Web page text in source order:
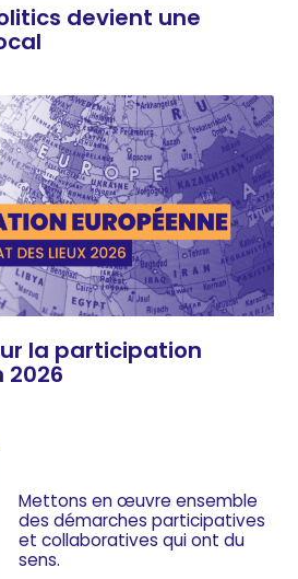
devient une
la participation
2026
Mettons en œuvre ensemble
des démarches participatives
et collaboratives qui ont du
sens.